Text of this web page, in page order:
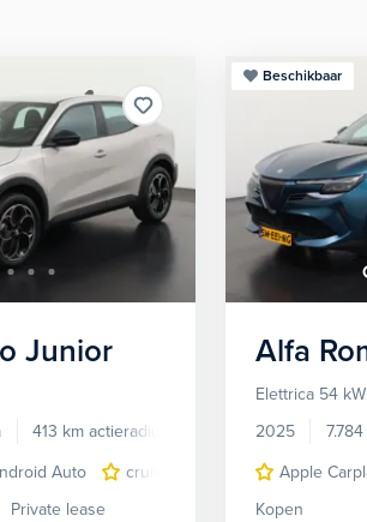
Junior
413 km actieradius
Elektrisch
Auto
cruise control adaptief LED
Private lease
Beschikbaar
Alfa
Elettrica 54
2025
Apple
Kopen